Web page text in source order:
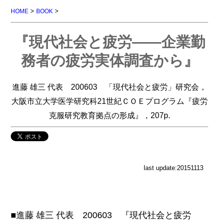
HOME > BOOK >
『現代社会と疲労――企業勤
務者の疲労実体調査から』
進藤 雄三 代表 200603 「現代社会と疲労」研究会，
大阪市立大学医学研究科21世紀ＣＯＥプログラム『疲労
克服研究教育拠点の形成』，207p.
last update:20151113
■進藤 雄三 代表 200603 『現代社会と疲労